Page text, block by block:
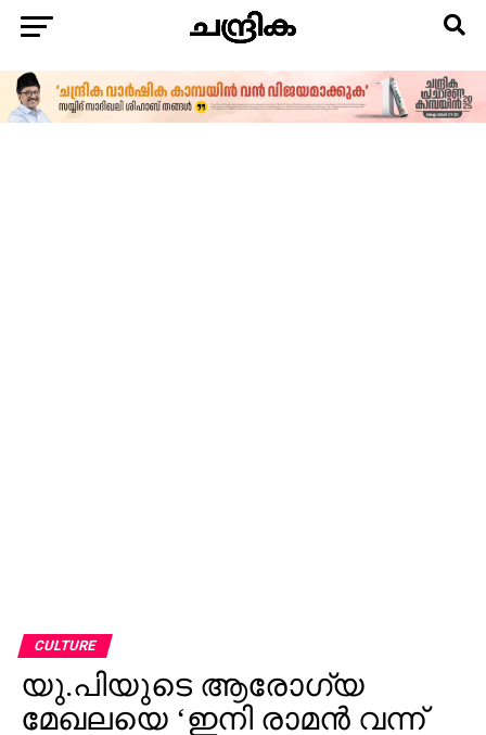
CULTURE
യു.പിയുടെ ആരോഗ്യ
മേഖലയെ ‘ഇനി രാമന്‍ വന്ന്